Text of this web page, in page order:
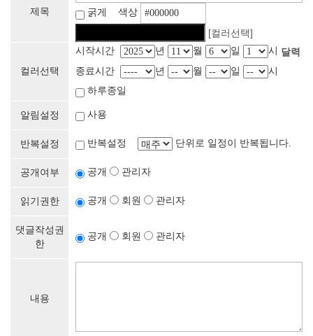
제목 굵게 색상
[컬러선택]
컬러선택
시작시간 년 월 일 시 달력
종료시간 년 월 일
시
하루종일
알림설정 사용
반복설정 반복설정 단위로 일정이 반복됩니다.
공개여부 공개 관리자
읽기권한 공개 회원 관리자
댓글작성권
한
공개 회원 관리자
내용